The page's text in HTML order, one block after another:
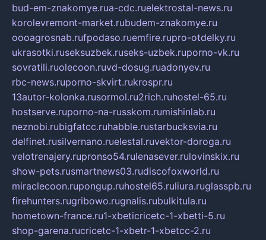
bud-em-znakomye.rua-cdc.ruelektrostal-news.ru
korolevremont-market.rubudem-znakomye.ru
oooagrosnab.rufpodaso.ruemfire.rupro-otdelky.ru
ukrasotki.ruseksuzbek.ruseks-uzbek.ruporno-vk.ru
sovratili.ruolecoon.ruvd-dosug.ruadonyev.ru
rbc-news.ruporno-skvirt.rukrospr.ru
13autor-kolonka.rusormol.ru2rich.ruhostel-65.ru
hostserve.ruporno-na-russkom.rumishinlab.ru
neznobi.rubigfatcc.ruhabble.rustarbucksvia.ru
delfinet.rusilvernano.ruelestal.ruvektor-doroga.ru
velotrenajery.rupronso54.rulenasever.rulovinskix.ru
show-pets.rusmartnews03.rudiscofoxworld.ru
miraclecoon.rupongup.ruhostel65.ruliura.ruglasspb.ru
firehunters.rugribowo.rugnalis.rubulkitula.ru
hometown-france.ru1-xbeticricetc-1-xbetti-5.ru
shop-garena.rucricetc-1-xbetr-1-xbetcc-2.ru